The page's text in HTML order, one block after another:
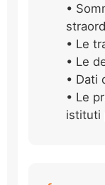
•
• Le
• Le
• Dati
• Le
istituti